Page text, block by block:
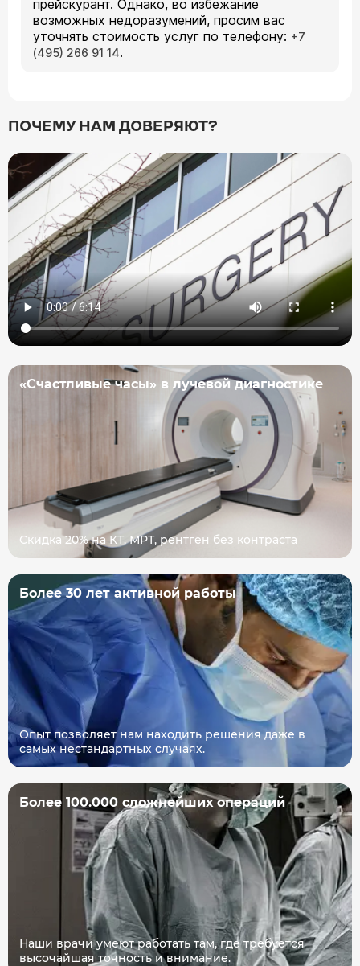
прейскурант. Однако, во избежание
возможных недоразумений, просим вас
уточнять стоимость услуг по телефону: +7
(495) 266 91 14.
ПОЧЕМУ НАМ ДОВЕРЯЮТ?
«Счастливые часы» в лучевой диагностике
Скидка 20% на КТ, МРТ, рентген без контраста
Более 30 лет активной работы
Опыт позволяет нам находить решения даже в
самых нестандартных случаях.
Более 100.000 сложнейших операций
Наши врачи умеют работать там, где требуется
высочайшая точность и внимание.